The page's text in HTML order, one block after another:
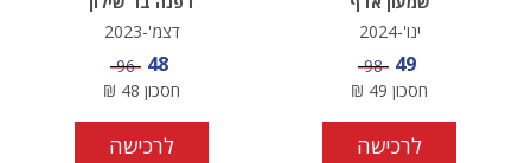
ינו'-2024
מחיר מבצע
49 מחיר
98
חסכון 49
₪
לרכישה
דצמ'-2023
מחיר מבצע
48 מחיר
96
חסכון 48
₪
לרכישה